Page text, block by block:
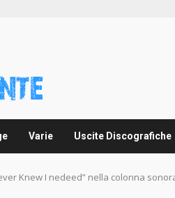
Varie Uscite Discografiche
Knew I nedeed” nella colonna